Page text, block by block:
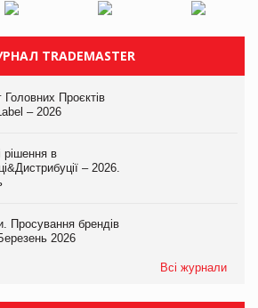
TRADEMASTER
Головних Проєктів
– 2026
рішення в
– 2026.
Просування брендів
2026
Всі журнали